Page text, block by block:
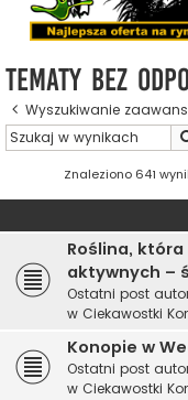
Tematy bez
Wyszukiwanie
Znaleziono 641
Roślina,
aktywnych –
Ostatni post
w Ciekawostki
Konopie w
Ostatni post
w Ciekawostki